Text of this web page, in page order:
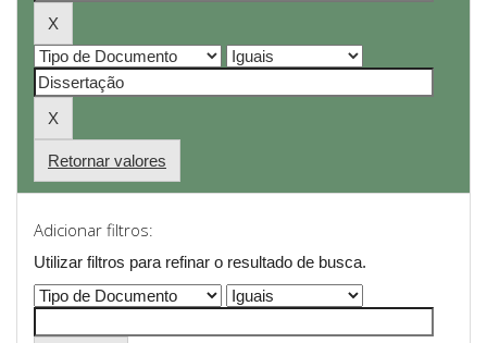
Retornar valores
Adicionar filtros:
Utilizar filtros para refinar o resultado de busca.